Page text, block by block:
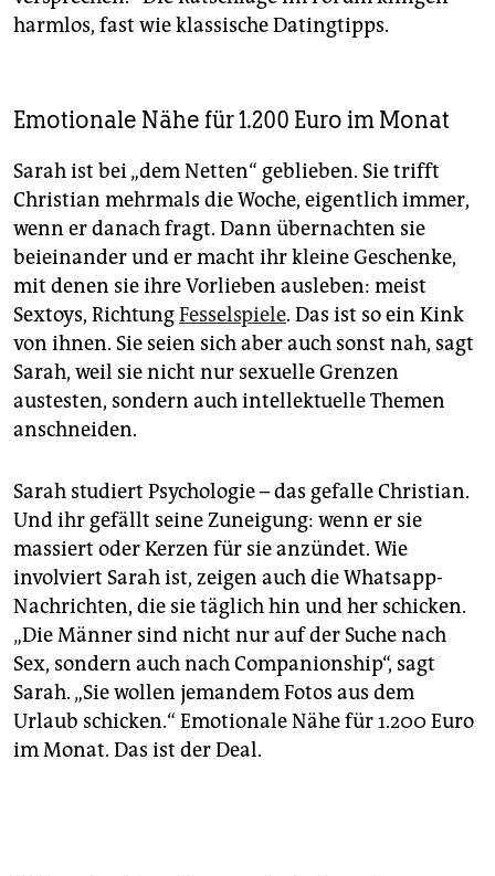
harmlos, fast wie klassische Datingtipps.
Emotionale Nähe für 1.200 Euro im Monat
Sarah ist bei „dem Netten“ geblieben. Sie trifft
Christian mehrmals die ­Woche, eigentlich immer,
wenn er danach fragt. Dann übernachten sie
beieinander und er macht ihr kleine Geschenke,
mit denen sie ihre Vorlieben ausleben: meist
Sextoys, RichtungFessel­spiele. Das ist so ein Kink
von ihnen. Sie seien sich aber auch sonst nah, sagt
Sarah, weil sie nicht nur sexuelle Grenzen
austesten, sondern auch intellektuelle Themen
anschneiden.
Sarah studiert Psychologie – das gefalle Christian.
Und ihr gefällt seine Zuneigung: wenn er sie
massiert oder Kerzen für sie anzündet. Wie
involviert Sarah ist, zeigen auch die Whatsapp-
Nachrichten, die sie täglich hin und her schicken.
„Die Männer sind nicht nur auf der Suche nach
Sex, sondern auch nach Companionship“, sagt
Sarah. „Sie wollen jemandem Fotos aus dem
Urlaub schicken.“ Emotionale Nähe für 1.200 Euro
im Monat. Das ist der Deal.